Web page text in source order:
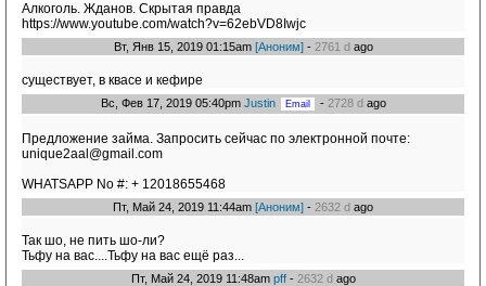
Алкоголь. Жданов. Скрытая правда
https://www.youtube.com/watch?v=62ebVD8Iwjc
Вт, Янв 15, 2019 01:15am [Аноним]- 2761 dago
существует, в квасе и кефире
Вс, Фев 17, 2019 05:40pm Justin - 2728 dago
Предложение займа. Запросить сейчас по электронной почте:
unique2aal@gmail.com
WHATSAPP No #: + 12018655468
Пт, Май 24, 2019 11:44am [Аноним] - 2632 d ago
Так шо, не пить шо-ли?
Тьфу на вас....Тьфу на вас ещё раз...
Пт, Май 24, 2019 11:48am pff- 2632 dago